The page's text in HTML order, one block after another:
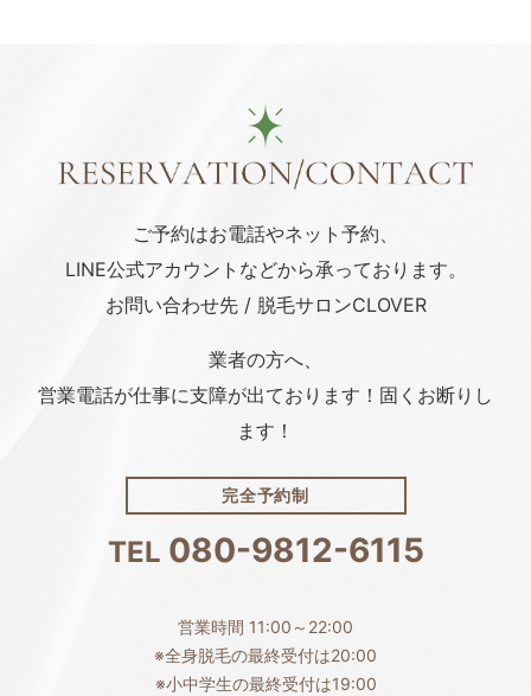
ご予約はお電話やネット予約、
LINE公式アカウント などから承っております。
お問い合わせ先 / 脱毛サロンCLOVER
業者の方へ、
営業電話が仕事に支障が出ております！固くお断りし
ます！
完全予約制
TEL 080-9812-6115
営業時間 11:00～22:00
※全身脱毛の最終受付は20:00
※小中学生の最終受付は19:00